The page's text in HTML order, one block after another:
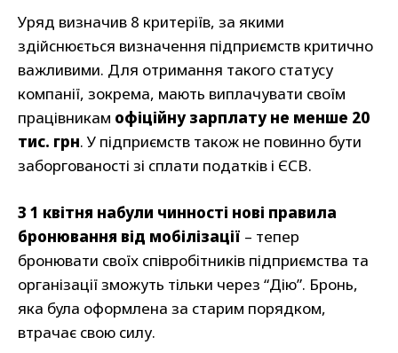
Уряд визначив 8 критеріїв, за якими
здійснюється визначення підприємств критично
важливими. Для отримання такого статусу
компанії, зокрема, мають виплачувати своїм
працівникам офіційну зарплату не менше 20
тис. грн. У підприємств також не повинно бути
заборгованості зі сплати податків і ЄСВ.
З 1 квітня набули чинності нові правила
бронювання від мобілізації – тепер
бронювати своїх співробітників підприємства та
організації зможуть тільки через “Дію”. Бронь,
яка була оформлена за старим порядком,
втрачає свою силу.